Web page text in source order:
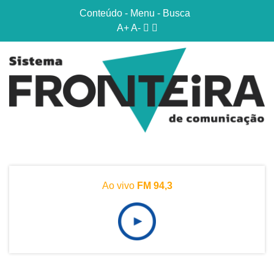
Conteúdo - Menu - Busca
A+ A-
Ao vivo FM 94,3